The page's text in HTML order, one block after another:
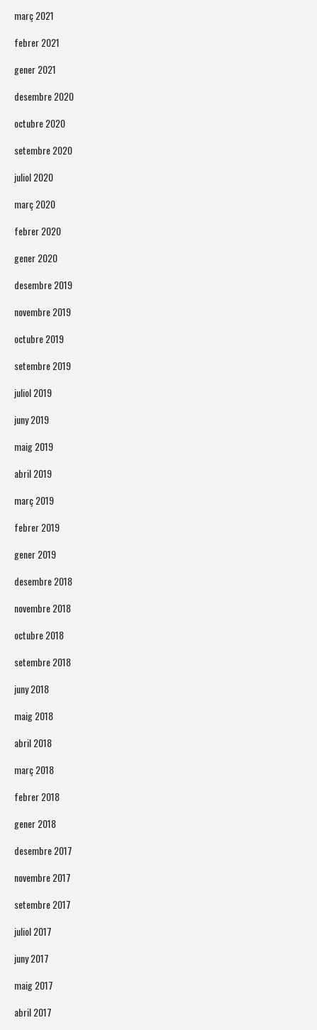
març 2021
febrer 2021
gener 2021
desembre 2020
octubre 2020
setembre 2020
juliol 2020
març 2020
febrer 2020
gener 2020
desembre 2019
novembre 2019
octubre 2019
setembre 2019
juliol 2019
juny 2019
maig 2019
abril 2019
març 2019
febrer 2019
gener 2019
desembre 2018
novembre 2018
octubre 2018
setembre 2018
juny 2018
maig 2018
abril 2018
març 2018
febrer 2018
gener 2018
desembre 2017
novembre 2017
setembre 2017
juliol 2017
juny 2017
maig 2017
abril 2017